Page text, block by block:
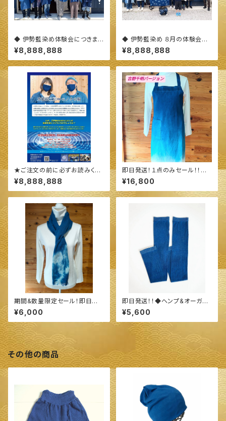
◆ 伊勢藍染め体験会につきまし
て(概要)◆
¥8,888,888
◆ 伊勢藍染め ８月の体験会に
つきまして ◆
¥8,888,888
★ご注文の前に必ずお読みくだ
さい★
¥8,888,888
即日発送！１点のみセール！！◆
続·続·エプロン ◆ ～100%オー
ガニックすくも使用 醗酵建て伊
勢藍染～
¥16,800
期間&数量限定セール！即日発
送！！◆今治産 タオル地 ストー
ル◆ ～100%オーガニックすく
も使用 醗酵建て伊勢藍染～
¥6,000
即日発送！！◆ヘンプ&オーガニ
ックコットン 指穴ありロングア
ームカバー◆ ～100%オーガニ
ックすくも使用 醗酵建て伊勢藍
染～
¥5,600
その他の商品